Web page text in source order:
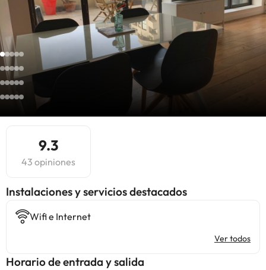
9.3
43 opiniones
Instalaciones y servicios destacados
Wifi e Internet
Ver todos
Horario de entrada y salida